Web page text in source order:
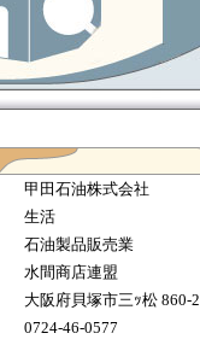
甲田石油株式会社
生活
石油製品販売業
水間商店連盟
大阪府貝塚市三ｯ松 860-2
0724-46-0577